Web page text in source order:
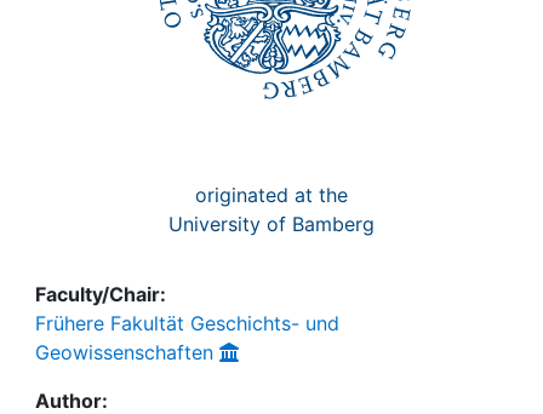
originated at the
University of Bamberg
Faculty/Chair:
Frühere Fakultät Geschichts- und
Geowissenschaften
Author: